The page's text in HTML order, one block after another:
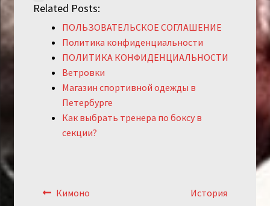
Related Posts:
ПОЛЬЗОВАТЕЛЬСКОЕ СОГЛАШЕНИЕ
Политика конфиденциальности
ПОЛИТИКА КОНФИДЕНЦИАЛЬНОСТИ
Ветровки
Магазин спортивной одежды в
Петербурге
Как выбрать тренера по боксу в
секции?
по
Предыдущий:
Кимоно Следующий:
История